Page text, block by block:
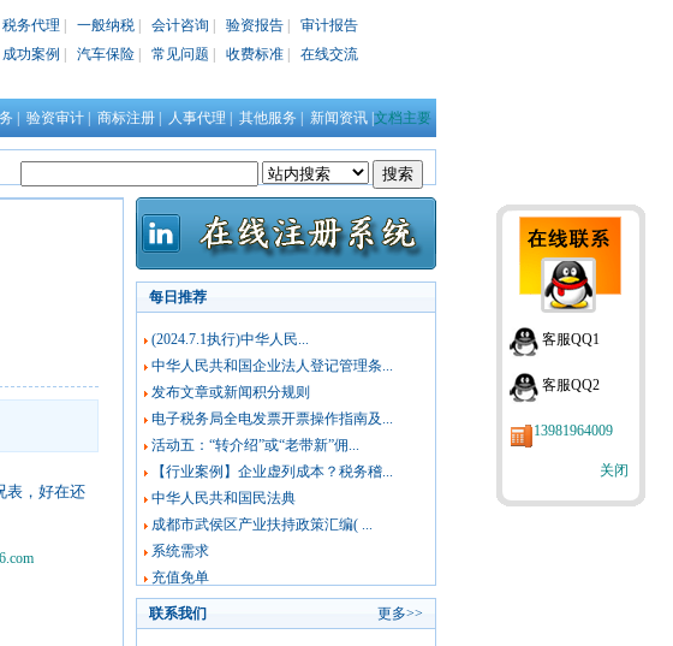
税务代理 一般纳税 会计咨询 验资报告
审计报告
成功案例 汽车保险 常见问题 收费标准
在线交流
验资审计 商标注册 人事代理 其他服务 新闻资讯
表，好在还
每日推荐
(2024.7.1执行)中华人民...
中华人民共和国企业法人登记管理条...
发布文章或新闻积分规则
电子税务局全电发票开票操作指南及...
活动五：“转介绍”或“老带新”佣...
【行业案例】企业虚列成本？税务稽...
中华人民共和国民法典
成都市武侯区产业扶持政策汇编( ...
系统需求
充值免单
更多>>
联系我们
客服QQ1
客服QQ2
13981964009
关闭
文档主要